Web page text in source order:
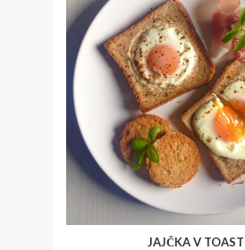
JAJČKA V